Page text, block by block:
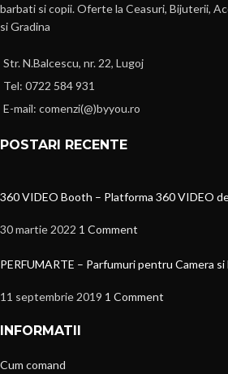
barbati si copii. Oferte la Ceasuri, Bijuterii,
si Gradina
Str. N.Balcescu, nr. 22, Lugoj
Tel: 0722 584 931
E-mail: comenzi(@)byyou.ro
POSTARI RECENTE
360 VIDEO Booth – Platforma 360 VIDEO
30 martie 2022 1 Comment
PERFUMARTE – Parfumuri pentru Camera
11 septembrie 2019 1 Comment
INFORMATII
Cum comand